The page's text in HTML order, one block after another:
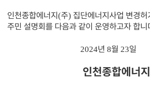
인천종합에너지 (주) 집단에너지사업 변경허
주민 설명회를 다음과 같이 운영하고자 합니
2024년 8월 23일
인천종합에너지